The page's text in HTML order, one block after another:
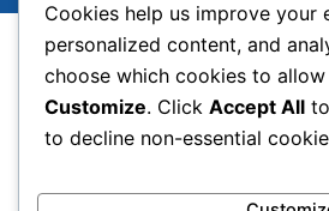
Cookies help us improve your
personalized content, and
choose which cookies to
Customize. Click Accept All
to decline non-essential